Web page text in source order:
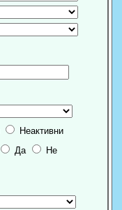
Неактивни
Да Не